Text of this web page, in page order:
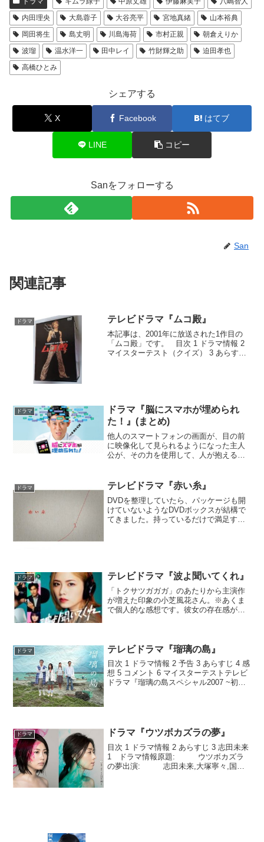
e
b
o
o
er
内田理央
大島蓉子 大谷亮平 宮地真緒
山本裕典
岡田将生
島丈明 川島海荷 市村正親
朝倉えりか
波瑠
温水洋一 田中レイ 竹財輝之助
迫田孝也
高橋ひとみ
シェアする
X Facebook はてブ
LINE コピー
Sanをフォローする
San
関連記事
ドラマ テレビドラマ『ムコ殿』
本記事は、2001年に放送された1作目の
「ムコ殿」です。 目次 1 ドラマ情報 2
マイスターテスト（クイズ） 3 あらすじ
ドラマ
ドラマ『脳にスマホが埋められ
た！』(まとめ)
他人のスマートフォンの画面が、目の前
に映像化して見られるようになった主人
公が、その力を使用して、人が抱える悩
登場人物 2 結局どんなドラマだったの
か？ 3 ドラマの...
ドラマ テレビドラマ『赤い糸』
DVDを整理していたら、パッケージも開
けていないようなDVDボックスが結構で
てきました。持っているだけで満足する
ドラマ テレビドラマ『波よ聞いてくれ』
「トクサツガガガ」のあたりから主演作
が増えた印象の小芝風花さん。※あくま
で個人的な感想です。彼女の存在感がま
の印象から一転して、言葉...
ドラマ テレビドラマ『瑠璃の島』
目次 1 ドラマ情報 2 予告 3 あらすじ 4 感
想 5 コメント 6 マイスターテストテレビ
ドラマ『瑠璃の島スペシャル2007 ~初恋
ドラマ ドラマ『ウツボカズラの夢』
目次 1 ドラマ情報 2 あらすじ 3 志田未来
1 ドラマ情報原題: ウツボカズラ
の夢出演: 志田未来,大塚寧々,国生